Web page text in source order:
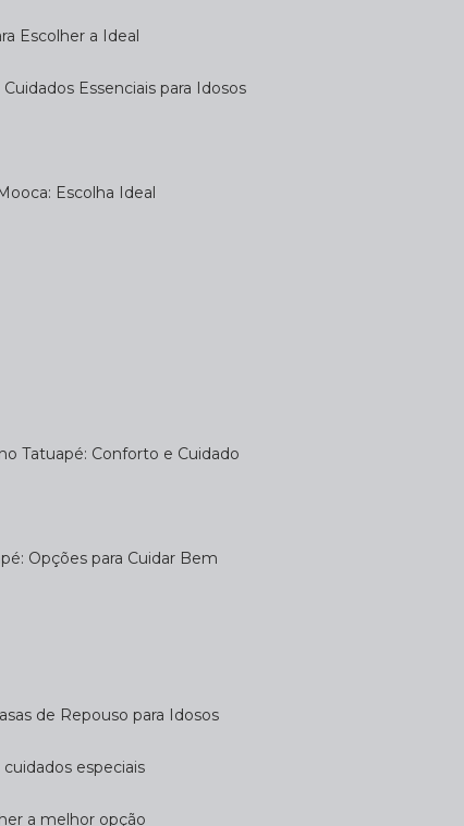
Escolher a Ideal
Essenciais para Idosos
Escolha Ideal
no Tatuapé: Conforto e Cuidado
Opções para Cuidar Bem
Casas de Repouso para Idosos
especiais
a melhor opção